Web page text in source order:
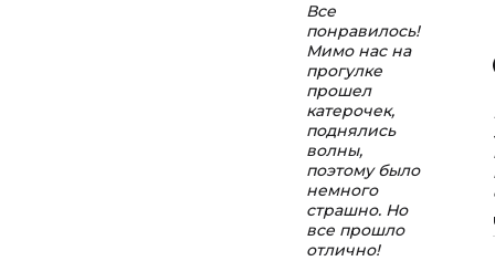
Все
понравилось!
Мимо нас на
прогулке
прошел
катерочек,
поднялись
волны,
поэтому было
немного
страшно. Но
все прошло
отлично!